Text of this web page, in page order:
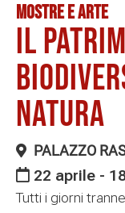
MOSTRE E ARTE
Il
Natura
PALAZZO
22 aprile -
Tutti i giorni